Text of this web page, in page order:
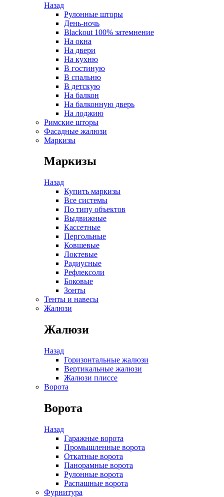
Назад
Рулонные шторы
День-ночь
Blackout 100% затемнение
На окна
На двери
На кухню
В гостиную
В спальню
В детскую
На балкон
На балконную дверь
На лоджию
Римские шторы
Фасадные жалюзи
Маркизы
Маркизы
Назад
Купить маркизы
Все системы
По типу объектов
Выдвижные
Кассетные
Пергольные
Ковшевые
Локтевые
Радиусные
Рефлексоли
Боковые
Зонты
Тенты и навесы
Жалюзи
Жалюзи
Назад
Горизонтальные жалюзи
Вертикальные жалюзи
Жалюзи плиссе
Ворота
Ворота
Назад
Гаражные ворота
Промышленные ворота
Откатные ворота
Панорамные ворота
Рулонные ворота
Распашные ворота
Фурнитура